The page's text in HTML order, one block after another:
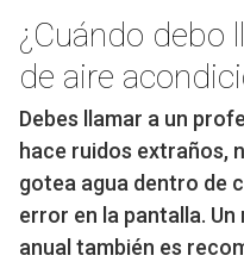
¿Cuándo debo
de aire
Debes llamar a un
hace ruidos extraños,
gotea agua dentro de
error en la pantalla.
anual también es